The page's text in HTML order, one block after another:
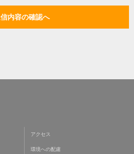
アクセス
環境への配慮